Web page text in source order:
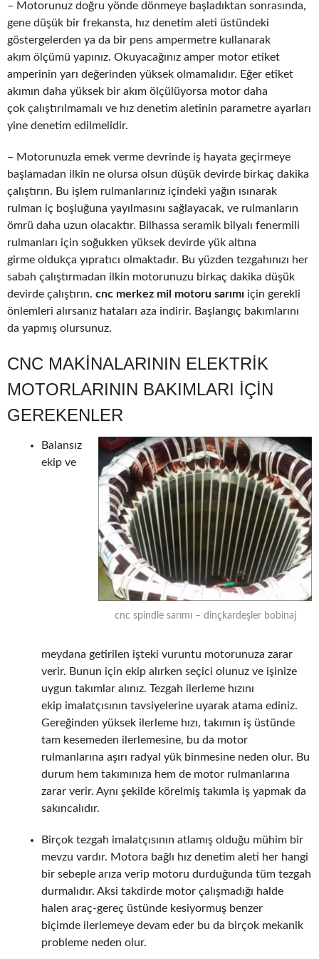
– Motorunuz doğru yönde dönmeye başladıktan sonrasında,
gene düşük bir frekansta, hız denetim aleti üstündeki
göstergelerden ya da bir pens ampermetre kullanarak
akım ölçümü yapınız. Okuyacağınız amper motor etiket
amperinin yarı değerinden yüksek olmamalıdır. Eğer etiket
akımın daha yüksek bir akım ölçülüyorsa motor daha
çok çalıştırılmamalı ve hız denetim aletinin parametre ayarları
yine denetim edilmelidir.
– Motorunuzla emek verme devrinde iş hayata geçirmeye
başlamadan ilkin ne olursa olsun düşük devirde birkaç dakika
çalıştırın. Bu işlem rulmanlarınız içindeki yağın ısınarak
rulman iç boşluğuna yayılmasını sağlayacak, ve rulmanların
ömrü daha uzun olacaktır. Bilhassa seramik bilyalı fenermili
rulmanları için soğukken yüksek devirde yük altına
girme oldukça yıpratıcı olmaktadır. Bu yüzden tezgahınızı her
sabah çalıştırmadan ilkin motorunuzu birkaç dakika düşük
devirde çalıştırın. cnc merkez mil motoru sarımı için gerekli
önlemleri alırsanız hataları aza indirir. Başlangıç bakımlarını
da yapmış olursunuz.
CNC MAKINALARININ ELEKTRIK
MOTORLARININ BAKIMLARI IÇIN
GEREKENLER
cnc spindle sarımı – dinçkardeşler bobinaj
Balansız
ekip ve
meydana getirilen işteki vuruntu motorunuza zarar
verir. Bunun için ekip alırken seçici olunuz ve işinize
uygun takımlar alınız. Tezgah ilerleme hızını
ekip imalatçısının tavsiyelerine uyarak atama ediniz.
Gereğinden yüksek ilerleme hızı, takımın iş üstünde
tam kesemeden ilerlemesine, bu da motor
rulmanlarına aşırı radyal yük binmesine neden olur. Bu
durum hem takımınıza hem de motor rulmanlarına
zarar verir. Aynı şekilde körelmiş takımla iş yapmak da
sakıncalıdır.
Birçok tezgah imalatçısının atlamış olduğu mühim bir
mevzu vardır. Motora bağlı hız denetim aleti her hangi
bir sebeple arıza verip motoru durduğunda tüm tezgah
durmalıdır. Aksi takdirde motor çalışmadığı halde
halen araç-gereç üstünde kesiyormuş benzer
biçimde ilerlemeye devam eder bu da birçok mekanik
probleme neden olur.